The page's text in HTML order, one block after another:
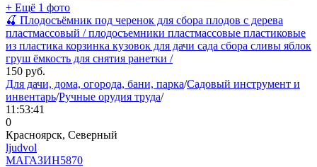
+ Ещё 1 фото
🍒 Плодосъёмник под черенок для сбора плодов с дерева
пластмассовый / плодосъемники пластмассовые пластиковые
из пластика корзинка кузовок для дачи сада сбора сливы яблок
груш ёмкость для снятия ранетки /
150 руб.
Для дачи, дома, огорода, бани, парка/Садовый инструмент и
инвентарь/Ручные орудия труда/
11:53:41
0
Красноярск, Северный
ljudvol
МАГАЗИН5870